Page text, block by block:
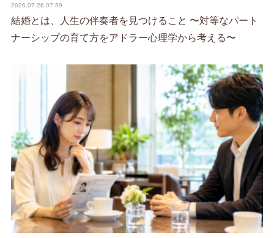
2026.07.26 07:59
結婚とは、人生の伴奏者を見つけること 〜対等なパート
ナーシップの育て方をアドラー心理学から考える〜